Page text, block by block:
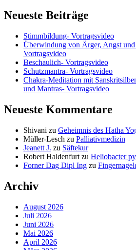
Neueste Beiträge
Stimmbildung- Vortragsvideo
Überwindung von Ärger, Angst und
Vortragsvideo
Beschaulich- Vortragsvideo
Schutzmantra- Vortragsvideo
Chakra-Meditation mit
und Mantras- Vortragsvideo
Neueste Kommentare
Shivani zu Geheimnis des Hatha
Müller-Lesch zu Palliativmedizin
Jeanett J. zu Säftekur
Robert Haldenfurt zu Heliobacter
Forner Dag Dipl Ing zu
Archiv
August 2026
Juli 2026
Juni 2026
Mai 2026
April 2026